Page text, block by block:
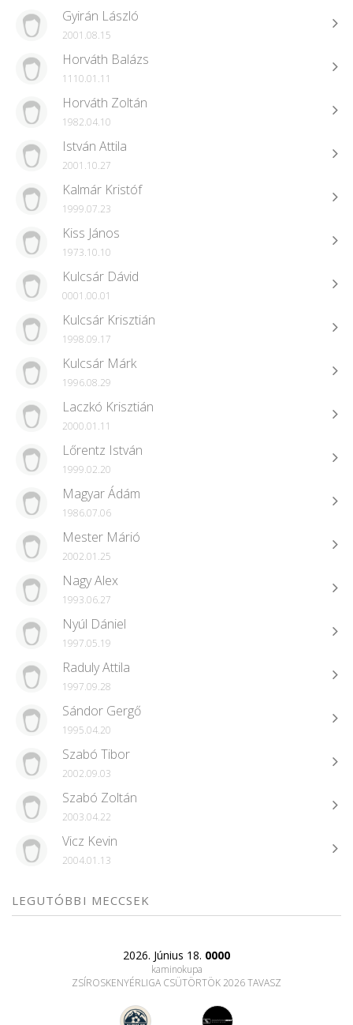
Gyirán László
2001.08.15
Horváth Balázs
1110.01.11
Horváth Zoltán
1982.04.10
István Attila
2001.10.27
Kalmár Kristóf
1999.07.23
Kiss János
1973.10.10
Kulcsár Dávid
0001.00.01
Kulcsár Krisztián
1998.09.17
Kulcsár Márk
1996.08.29
Laczkó Krisztián
2000.01.11
Lőrentz István
1999.02.20
Magyar Ádám
1986.07.06
Mester Márió
2002.01.25
Nagy Alex
1993.06.27
Nyúl Dániel
1997.05.19
Raduly Attila
1997.09.28
Sándor Gergő
1995.04.20
Szabó Tibor
2002.09.03
Szabó Zoltán
2003.04.22
Vicz Kevin
2004.01.13
LEGUTÓBBI MECCSEK
2026. Június 18. 0000
kaminokupa
ZSÍROSKENYÉRLIGA CSÜTÖRTÖK 2026 TAVASZ